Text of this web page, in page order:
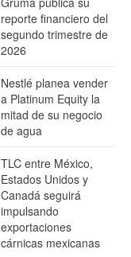
reporte financiero del
segundo trimestre de
2026
Nestlé planea vender
a Platinum Equity la
mitad de su negocio
de agua
TLC entre México,
Estados Unidos y
Canadá seguirá
impulsando
exportaciones
cárnicas mexicanas